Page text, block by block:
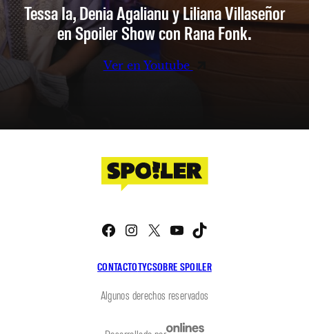
Tessa Ia, Denia Agalianu y Liliana Villaseñor
en Spoiler Show con Rana Fonk.
Ver en Youtube
CONTACTOTYCSOBRE SPOILER
Facebook
Instagram
X YouTube
Algunos derechos reservados